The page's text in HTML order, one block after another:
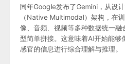
同年Google发布了Gemini，从设
（Native Multimodal）架构，在
像、音频、视频等多种数据统一
型简单拼接。这意味着AI开始能够
感官的信息进行综合理解与推理。